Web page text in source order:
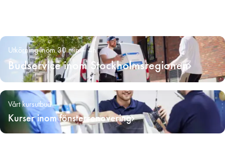
Utkörning inom 30 min – 4h
Budservice inom Stockholmsregionen
Vårt kursutbud
Kurser inom fönsterrenovering